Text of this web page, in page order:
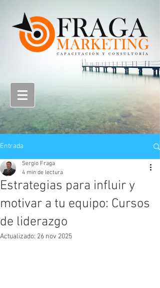
Entrada
Estrategias para influir y
motivar a tu equipo: Cursos
de liderazgo
Sergio Fraga
4 min de lectura
Actualizado: 26 nov 2025